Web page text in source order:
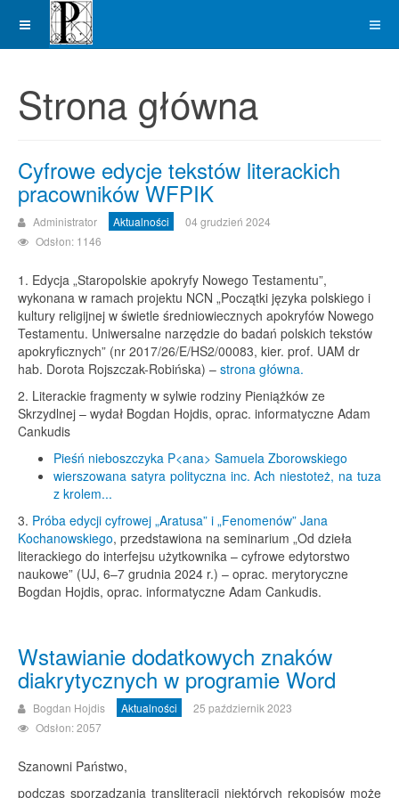
Strona główna
Cyfrowe edycje tekstów literackich
pracowników WFPIK
Administrator Aktualności
04 grudzień 2024
Odsłon: 1146
1. Edycja „Staropolskie apokryfy Nowego Testamentu”,
wykonana w ramach projektu NCN „Początki języka polskiego i
kultury religijnej w świetle średniowiecznych apokryfów Nowego
Testamentu. Uniwersalne narzędzie do badań polskich tekstów
apokryficznych” (nr 2017/26/E/HS2/00083, kier. prof. UAM dr
hab. Dorota Rojszczak-Robińska) – strona główna.
2. Literackie fragmenty w sylwie rodziny Pieniążków ze
Skrzydlnej – wydał Bogdan Hojdis, oprac. informatyczne Adam
Cankudis
Pieśń nieboszczyka P<ana> Samuela Zborowskiego
wierszowana satyra polityczna inc.Ach niestoteż, na tuza
z krolem...
3. Próba edycji cyfrowej „Aratusa” i „Fenomenów” Jana
Kochanowskiego, przedstawiona na seminarium „Od dzieła
literackiego do interfejsu użytkownika – cyfrowe edytorstwo
naukowe” (UJ, 6–7 grudnia 2024 r.) – oprac. merytoryczne
Bogdan Hojdis, oprac. informatyczne Adam Cankudis.
Wstawianie dodatkowych znaków
diakrytycznych w programie Word
Bogdan Hojdis Aktualności
25 październik 2023
Odsłon: 2057
Szanowni Państwo,
podczas sporządzania transliteracji niektórych rękopisów może